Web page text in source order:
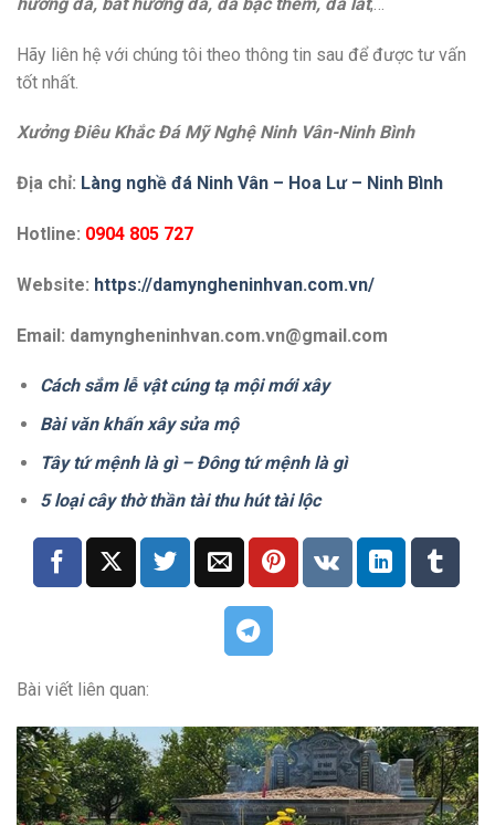
Hãy liên hệ với chúng tôi theo thông tin sau để được tư vấn
tốt nhất.
Xưởng Điêu Khắc Đá Mỹ Nghệ Ninh Vân-Ninh Bình
Địa chỉ: Làng nghề đá Ninh Vân – Hoa Lư – Ninh Bình
Hotline: 0904 805 727
Website: https://damyngheninhvan.com.vn/
Email: damyngheninhvan.com.vn@gmail.com
Cách sắm lễ vật cúng tạ mội mới xây
Bài văn khấn xây sửa mộ
Tây tứ mệnh là gì – Đông tứ mệnh là gì
5 loại cây thờ thần tài thu hút tài lộc
Bài viết liên quan: